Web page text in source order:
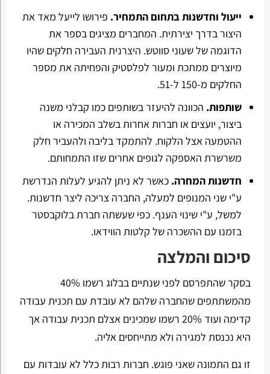
ייעול וחדשנות בתחום התמחיר. פירושו לייעל מאד את
היצור בדרך יצירתית. המחברים מציגים בספר את
הדוגמה של שעוני סווטש. היצרנית העבירה חלקים שהיו
מיוצרים ממתכת ומעור לפלסטיק והפחיתה את מספר
החלקים מ-150 ל-51.
שותפות. הכוונה להיעזר בשותפים כמו קבלני משנה
ביצור, יועצים או חברות אחרות בשלב המכירה או
ההטמעה אצל הלקוח. להתמקד בליבה ולהעביר חלק
משרשרת האספקה לגופים אחרים שזו התמחותם.
חדשנות המחרה. כאשר לא ניתן להגיע לעלות הנדרשת
ע"י שני המנופים למעלה, החברה צריכה ליצר חדשנות.
למשל, ע"י שינוי הענף. כפי שעשתה חברת בלוקבסטר
בזמנו עם ההשכרה של קלטות הווידאו.
סיכום והמלצה
בסקר שהתפרסם לפני שנתיים בבלוג רשמו 40%
מהמשתתפים שהחברה שלהם לא עובדת עם תכנית עבודה
קדימה ועוד 20% רשמו שמכינים אצלם תכנית עבודה אך
היא נכנסת למגירה ולא מתייחסים אליה.
זו גם התמונה שאני פוגש. חברות רבות כלל לא עובדות עם